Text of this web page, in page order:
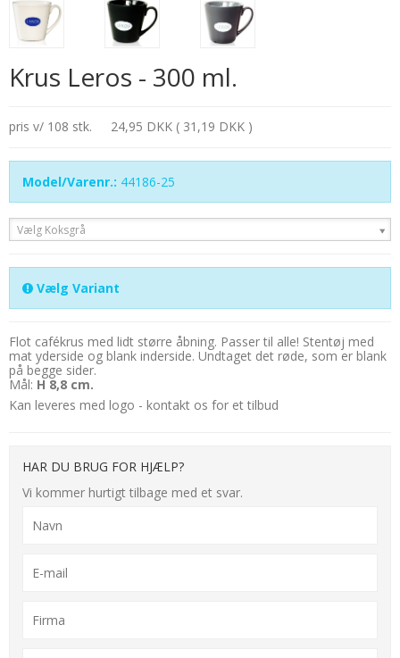
Krus Leros - 300 ml.
pris v/ 108 stk. 24,95 DKK ( 31,19 DKK )
Model/Varenr.: 44186-25
Vælg Koksgrå
Vælg Variant
Flot cafékrus med lidt større åbning. Passer til alle! Stentøj med
mat yderside og blank inderside. Undtaget det røde, som er blank
på begge sider.
Mål: H 8,8 cm.
Kan leveres med logo - kontakt os for et tilbud
HAR DU BRUG FOR HJÆLP?
Vi kommer hurtigt tilbage med et svar.